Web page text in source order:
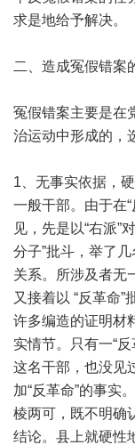
求是地给予解决。
二、造成冤假错案
冤假错案主要是在
治运动中形成的，
1、无事实依据，
一般干部。由于在
见，先是以“右派”
分子”批斗，举了
关系。所涉及者无
又接着以 “反革命”
许多编造的证明材
实情节。只有一“
这名干部，也没见
加“反革命”的事实
棱两可，既不明确
结论。县上就硬性